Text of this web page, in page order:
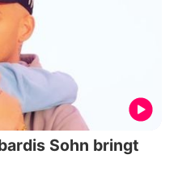
Sohn bringt